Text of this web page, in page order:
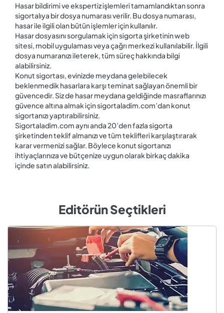
Hasar bildirimi ve ekspertiz işlemleri tamamlandıktan sonra
sigortalıya bir dosya numarası verilir. Bu dosya numarası,
hasar ile ilgili olan bütün işlemler için kullanılır.
Hasar dosyasını sorgulamak için sigorta şirketinin web
sitesi, mobil uygulaması veya çağrı merkezi kullanılabilir. İlgili
dosya numaranızı ileterek, tüm süreç hakkında bilgi
alabilirsiniz.
Konut sigortası, evinizde meydana gelebilecek
beklenmedik hasarlara karşı teminat sağlayan önemli bir
güvencedir. Siz de hasar meydana geldiğinde masraflarınızı
güvence altına almak için sigortaladim.com’dan konut
sigortanızı yaptırabilirsiniz.
Sigortaladim.com aynı anda 20’den fazla sigorta
şirketinden teklif almanızı ve tüm teklifleri karşılaştırarak
karar vermenizi sağlar. Böylece konut sigortanızı
ihtiyaçlarınıza ve bütçenize uygun olarak birkaç dakika
içinde satın alabilirsiniz.
Editörün Seçtikleri